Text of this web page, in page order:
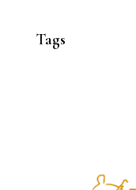
Tags